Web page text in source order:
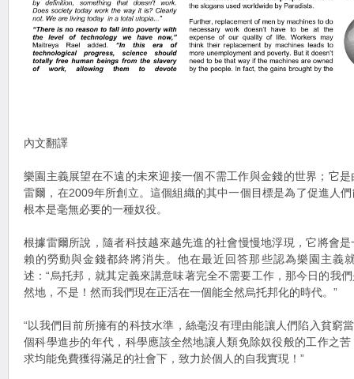
內文翻譯
樂園主義展望在不遠的未來迎接一個不需工作與金錢的世界；它
雷爾，在2009年所創立。這個組織的其中一個目標是為了促進人
根本是毫無必要的一種奴役。
根據雷爾所說，隨者科技越來越先進的社會慢慢地浮現，它將會
賴的勞動與金錢都終將消失。他在最近回答那些認為樂園主義
述：“烏托邦，就其定義來講意味著完全不需要工作，那今日的我
然地，不是！然而我們現在正活在一個能全然烏托邦化的時代。”
“以我們目前所擁有的科技水準，絲毫沒有理由能讓人們陷入貧窮
個科學進步的年代，科學應該全然地讓人類免除奴役般的工作之
求均能免費獲得滿足的社會下，致力於個人的自我實現！”